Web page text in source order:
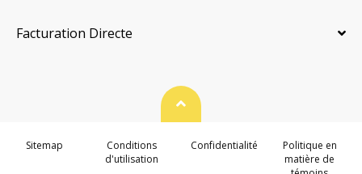
Facturation Directe
Haut de page
Sitemap
Conditions
d'utilisation
Confidentialité
Politique en
matière de